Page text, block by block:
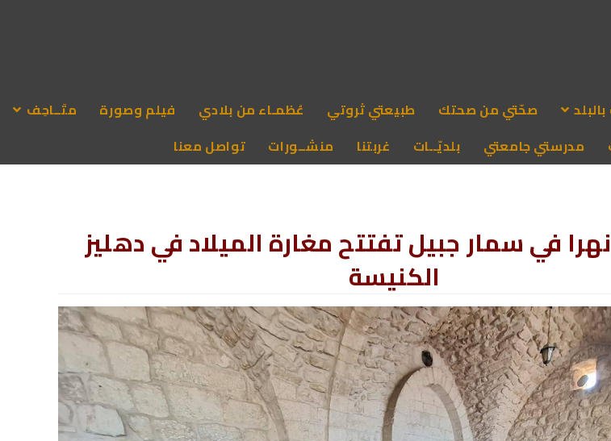
صحّتي من صحتك طبيعتي ثروتي عُظمـاء من بلادي فيلم وصورة
متَــاحِف
مدرستي جامعتي بلديّــات غربتنا منشــورات تواصل معنا
في سمار جبيل تفتتح مغارة الميلاد في دهليز
الكنيسة